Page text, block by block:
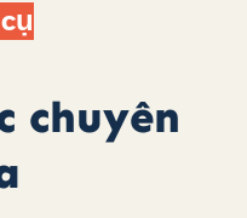
chuyên